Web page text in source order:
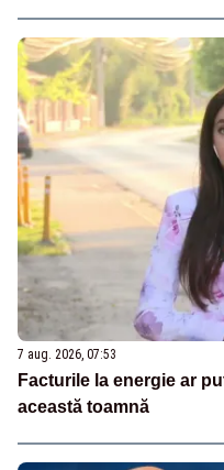
7 aug. 2026, 07:53
Facturile la energie ar
această toamnă